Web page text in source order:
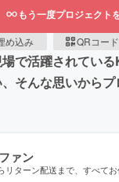
もう一度プロジェクト
め込み QRコード
で活躍されてい
そんな思いからプ
ァン
ターン配送まで、すべてお